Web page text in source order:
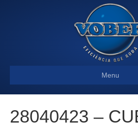
Menu
28040423 –